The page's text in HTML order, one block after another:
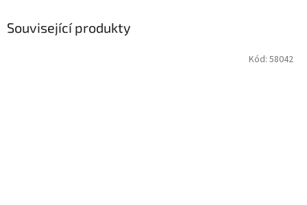
Související produkty
Kód: 58042